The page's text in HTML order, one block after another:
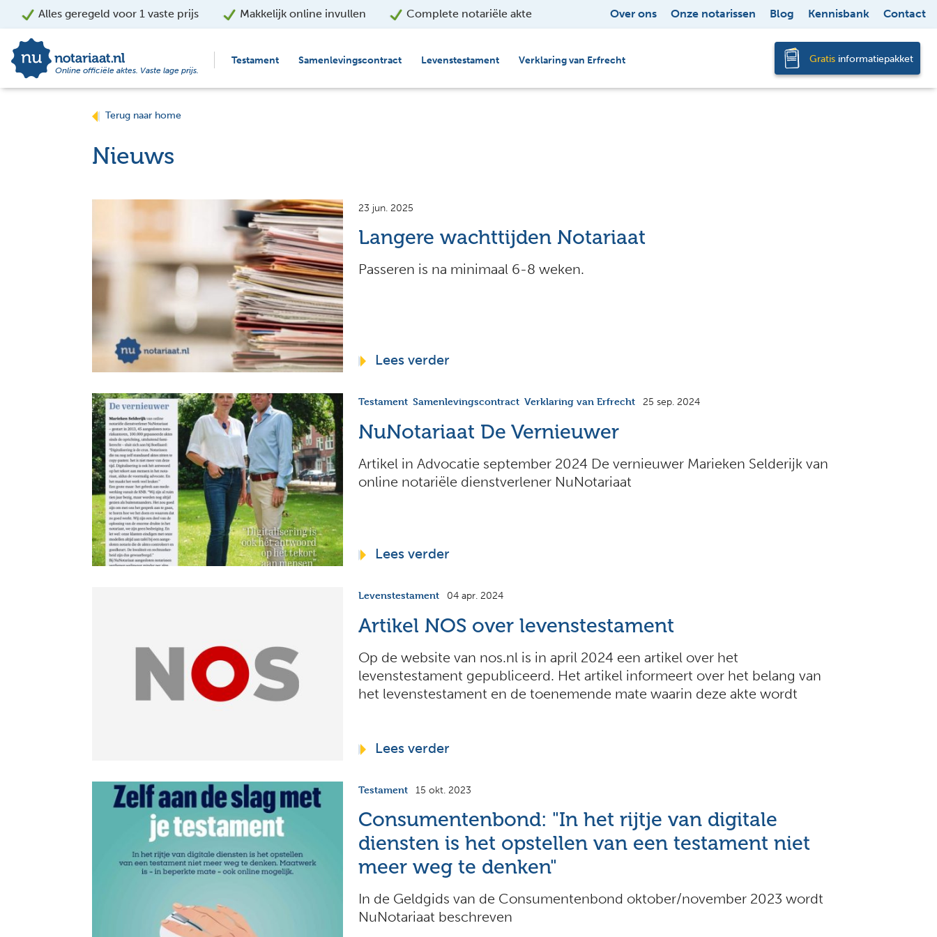
Alles geregeld voor 1 vaste prijs Makkelijk online invullen Complete notariële akte Over ons Onze notarissen Blog Kennisbank Contact
Online officiële aktes. Vaste lage prijs.
Testament Samenlevingscontract Levenstestament Verklaring van Erfrecht Gratis informatiepakket
Terug naar home
Nieuws
23 jun. 2025
Langere wachttijden Notariaat
Passeren is na minimaal 6-8 weken.
Lees verder
Testament Samenlevingscontract Verklaring van Erfrecht 25 sep. 2024
NuNotariaat De Vernieuwer
Artikel in Advocatie september 2024 De vernieuwer Marieken Selderijk van
online notariële dienstverlener NuNotariaat
Lees verder
Levenstestament 04 apr. 2024
Artikel NOS over levenstestament
Op de website van nos.nl is in april 2024 een artikel over het
levenstestament gepubliceerd. Het artikel informeert over het belang van
het levenstestament en de toenemende mate waarin deze akte wordt
Lees verder
Testament 15 okt. 2023
Consumentenbond: "In het rijtje van digitale
diensten is het opstellen van een testament niet
meer weg te denken"
In de Geldgids van de Consumentenbond oktober/november 2023 wordt
NuNotariaat beschreven